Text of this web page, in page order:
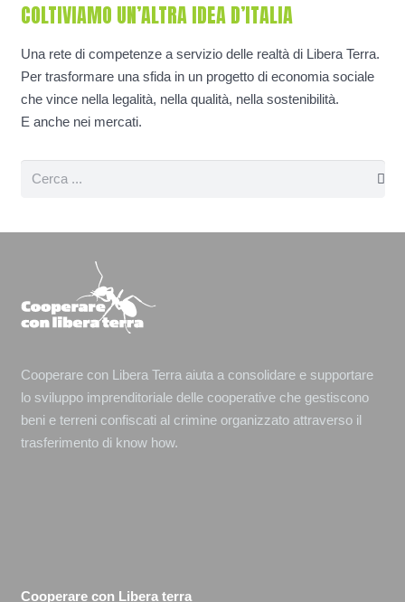
COLTIVIAMO UN’ALTRA IDEA D’ITALIA
Una rete di competenze a servizio delle realtà di Libera Terra.
Per trasformare una sfida in un progetto di economia sociale
che vince nella legalità, nella qualità, nella sostenibilità.
E anche nei mercati.
Cooperare con Libera Terra aiuta a consolidare e supportare
lo sviluppo imprenditoriale delle cooperative che gestiscono
beni e terreni confiscati al crimine organizzato attraverso il
trasferimento di know how.
Cooperare con Libera terra